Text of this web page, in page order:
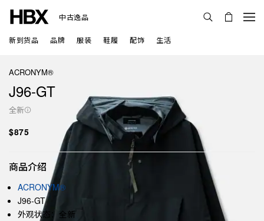
中古逸品
新到货品 品牌 服装 鞋履 配饰 生活
ACRONYM®
J96-GT
全新
$875
商品介绍
ACRONYM®
J96-GT
外观状态：全新